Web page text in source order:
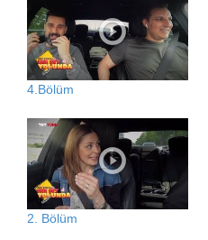
4.Bölüm
2. Bölüm